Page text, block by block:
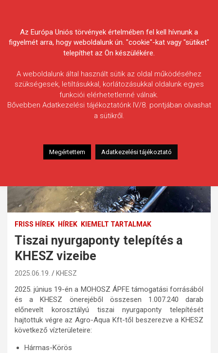
Egyesületek Szövetsége
FRISS HÍREK HÍREK KIEMELT TARTALMAK
Tiszai nyurgaponty telepítés a
KHESZ vizeibe
2025.06.19. KHESZ
2025. június 19-én a MOHOSZ ÁPFE támogatási forrásából
és a KHESZ önerejéből összesen 1.007.240 darab
előnevelt korosztályú tiszai nyurgaponty telepítését
hajtottuk végre az Agro-Aqua Kft-től beszerezve a KHESZ
következő vízterületeire:
Hármas-Körös
Az Európa Uniós törvények értelmében fel kell hívnunk a
figyelmét arra, hogy weboldalunk ún. "cookie"-kat vagy "sütiket"
telepíthet az Ön készülékére.
A weboldalunk által használt sütik az oldal működéséhez
szükségesek, letiltásukkal, korlátozásukkal oldalunk egyes
funkciói elérhetetlenné válnak.
Bővebben Adatkezelési tájékoztatónk IV/8. pontjában olvashat
a sütikről.
Megértettem Adatkezelési tájékoztató